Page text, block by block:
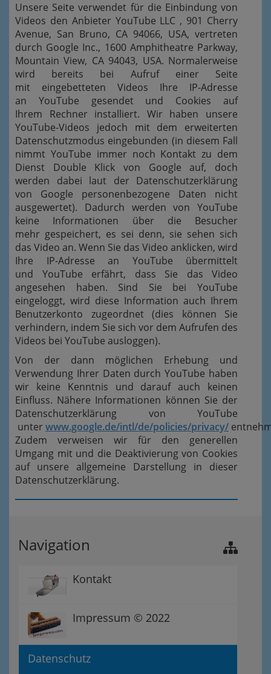
Unsere Seite verwendet für die Einbindung von
Videos den Anbieter YouTube LLC , 901 Cherry
Avenue, San Bruno, CA 94066, USA, vertreten
durch Google Inc., 1600 Amphitheatre Parkway,
Mountain View, CA 94043, USA. Normalerweise
wird bereits bei Aufruf einer Seite
mit eingebetteten Videos Ihre IP-Adresse
an YouTube gesendet und Cookies auf
Ihrem Rechner installiert. Wir haben unsere
YouTube-Videos jedoch mit dem erweiterten
Datenschutzmodus eingebunden (in diesem Fall
nimmt YouTube immer noch Kontakt zu dem
Dienst Double Klick von Google auf, doch
werden dabei laut der Datenschutzerklärung
von Google personenbezogene Daten nicht
ausgewertet). Dadurch werden von YouTube
keine Informationen über die Besucher
mehr gespeichert, es sei denn, sie sehen sich
das Video an. Wenn Sie das Video anklicken, wird
Ihre IP-Adresse an YouTube übermittelt
und YouTube erfährt, dass Sie das Video
angesehen haben. Sind Sie bei YouTube
eingeloggt, wird diese Information auch Ihrem
Benutzerkonto zugeordnet (dies können Sie
verhindern, indem Sie sich vor dem Aufrufen des
Videos bei YouTube ausloggen).
Von der dann möglichen Erhebung und
Verwendung Ihrer Daten durch YouTube haben
wir keine Kenntnis und darauf auch keinen
Einfluss. Nähere Informationen können Sie der
Datenschutzerklärung von YouTube
unter www.google.de/intl/de/policies/privacy/
Zudem verweisen wir für den generellen
Umgang mit und die Deaktivierung von Cookies
auf unsere allgemeine Darstellung in dieser
Datenschutzerklärung.
Navigation
Kontakt
Impressum © 2022
Datenschutz